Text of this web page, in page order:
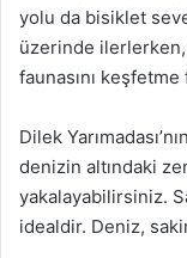
yolu da bisiklet
üzerinde ilerlerken,
faunasını keşfetme
Dilek
denizin altındaki
yakalayabilirsiniz.
idealdir. Deniz,